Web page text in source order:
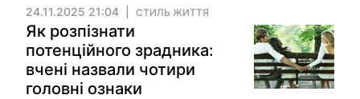
24.11.2025 21:04 СТИЛЬ ЖИТТЯ
Як розпізнати
потенційного зрадника:
вчені назвали чотири
головні ознаки